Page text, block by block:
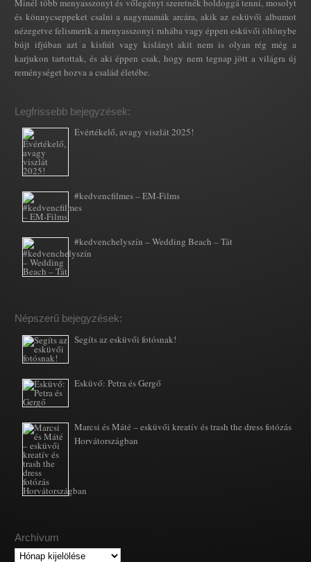
Minél több menyasszonyt és vőlegényt szeretnék boldoggá tenni, mosolyt
és könnycseppeket csalni a nagymamák arcára, akik az esküvői albumot
nézegetve felismerik a menyasszonyi ruhába vagy éppen esküvői öltönybe
bújt ifjúban azt a kisfiút vagy kislányt akit nem is olyan rég még a
karjukon tartottak, és aki éppen csak, hogy nem tegnap jött a világra új
reménységet hozva a család életébe.
Legfrissebb bejegyzések:
Évértékelő, avagy viszlát 2025!
#kedvencfilmes – EM-Films
#kedvenchelyszín – Wedding Beach – Tát
Népszerű bejegyzések:
Segíts az esküvői fotósnak!
Esküvő: Petra és Gergő
Marcsi és Máté – esküvői kreatív és trash the dress fotózás
Horvátországban
Archívum
Archívum